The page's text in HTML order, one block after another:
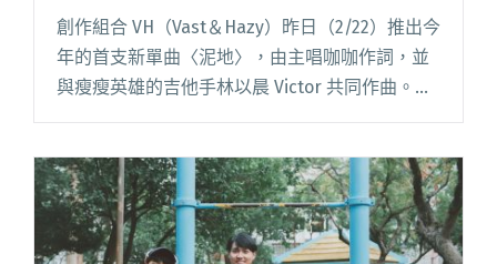
編曲
創作組合 VH（Vast＆Hazy）昨日（2/22）推出今
年的首支新單曲〈泥地〉，由主唱咖咖作詞，並
與瘦瘦英雄的吉他手林以晨 Victor 共同作曲。編
曲上吉他手林易祺則找來 Everydaze 合作，並交
"VH發布新單曲〈泥地〉 與瘦瘦英雄吉他手林以
晨共同作曲、Everydaze合作編曲"